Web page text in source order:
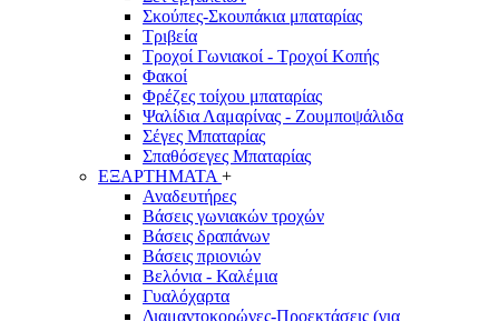
Σκούπες-Σκουπάκια μπαταρίας
Τριβεία
Τροχοί Γωνιακοί - Τροχοί Κοπής
Φακοί
Φρέζες τοίχου μπαταρίας
Ψαλίδια Λαμαρίνας - Ζουμποψάλιδα
Σέγες Μπαταρίας
Σπαθόσεγες Μπαταρίας
ΕΞΑΡΤΗΜΑΤΑ +
Αναδευτήρες
Βάσεις γωνιακών τροχών
Βάσεις δραπάνων
Βάσεις πριονιών
Βελόνια - Καλέμια
Γυαλόχαρτα
Διαμαντοκορώνες-Προεκτάσεις (για